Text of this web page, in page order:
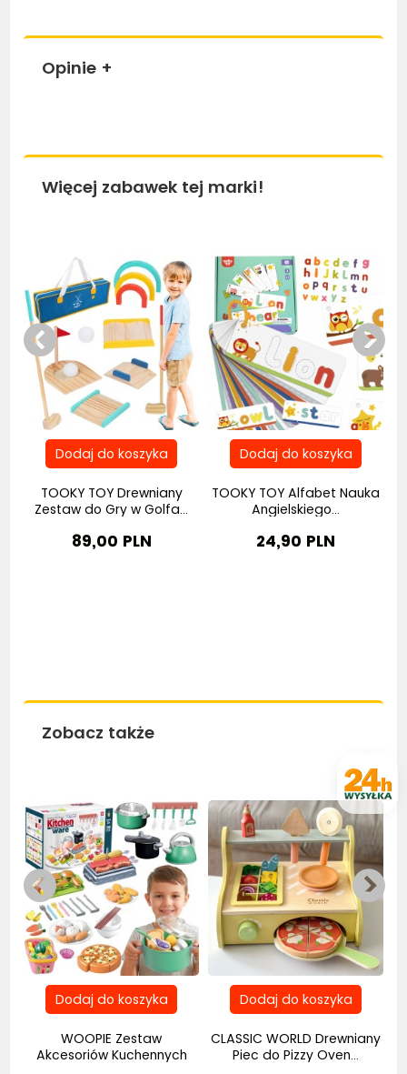
Opinie +
Więcej zabawek tej marki!
TOOKY TOY Drewniany
Zestaw do Gry w Golfa...
89,00 PLN
TOOKY TOY Alfabet Nauka
Angielskiego...
24,90 PLN
Zobacz także
WOOPIE Zestaw
Akcesoriów Kuchennych
CLASSIC WORLD Drewniany
Piec do Pizzy Oven...